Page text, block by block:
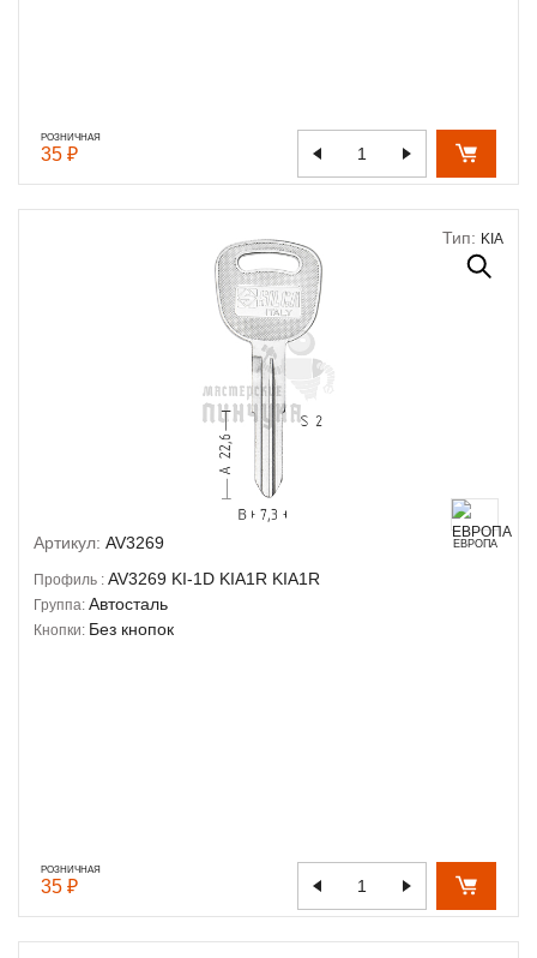
РОЗНИЧНАЯ
35 ₽
Тип: KIA
Артикул: AV3269 ЕВРОПА
Профиль : AV3269 KI-1D KIA1R KIA1R
Группа: Автосталь
Кнопки: Без кнопок
РОЗНИЧНАЯ
35 ₽